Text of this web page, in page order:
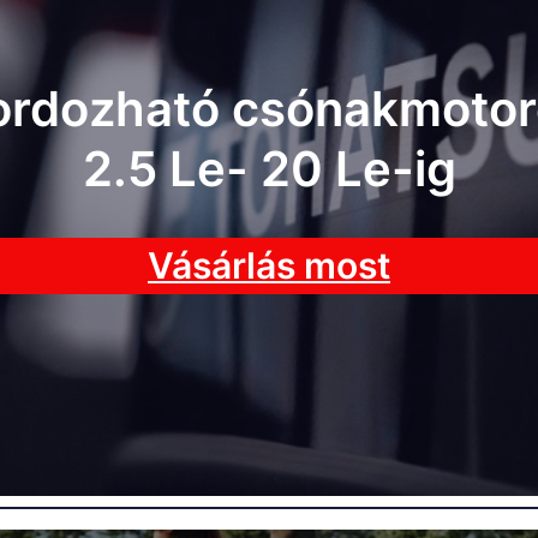
2.5 Le- 20 Le-ig
Vásárlás most